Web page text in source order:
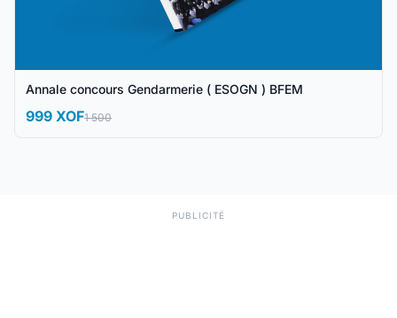
Annale concours Gendarmerie ( ESOGN ) BFEM
999 XOF1 500
PUBLICITÉ